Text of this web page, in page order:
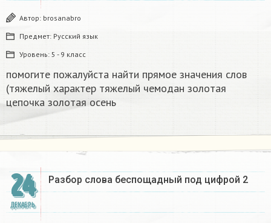
Автор: brosanabro
Предмет: Русский язык
Уровень: 5 - 9 класс
помогите пожалуйста найти прямое значения слов
(тяжелый характер тяжелый чемодан золотая
цепочка золотая осень
24
ДЕКАБРЬ
Разбор слова беспощадный под цифрой 2